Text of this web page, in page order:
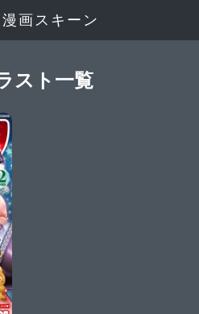
画スキーン
スト一覧